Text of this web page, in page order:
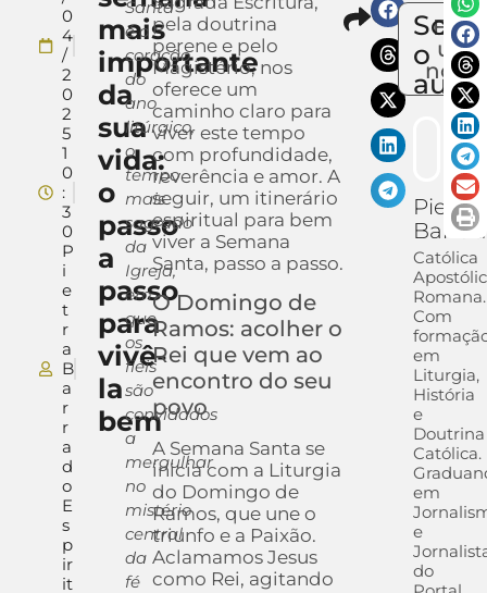
0
4
/
2
0
2
5
1
0
:
3
0
P
i
e
t
r
a
B
a
r
r
a
d
o
E
s
p
ir
it
mais
importante
da
sua
vida:
o
passo
a
passo
para
vivê-
la
bem
Santa
é o
coração
do
ano
litúrgico,
o
tempo
mais
sagrado
da
Igreja,
em
que
os
fiéis
são
convidados
a
mergulhar
no
mistério
central
da
fé
pela doutrina
perene e pelo
Magistério, nos
oferece um
caminho claro para
viver este tempo
com profundidade,
reverência e amor. A
seguir, um itinerário
espiritual para bem
viver a Semana
Santa, passo a passo.
O Domingo de
Ramos: acolher o
Rei que vem ao
encontro do seu
povo
A Semana Santa se
inicia com a Liturgia
do Domingo de
Ramos, que une o
triunfo e a Paixão.
Aclamamos Jesus
como Rei, agitando
o
autor
Pietra
Católica
Romana.
Com
em
Liturgia,
História
e
Doutrina
Católica.
em
e
do